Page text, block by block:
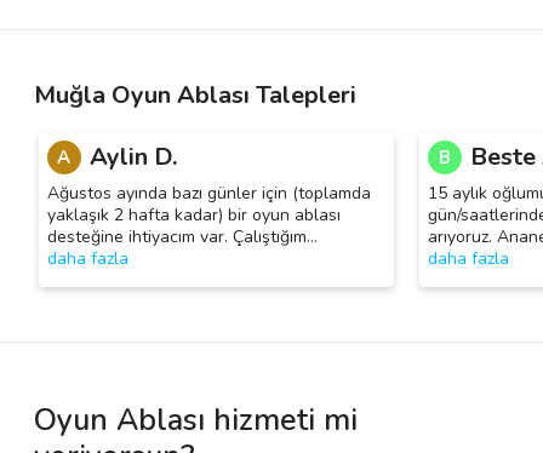
Muğla Oyun Ablası Talepleri
A Aylin D.
Ağustos ayında bazı günler için (toplamda
yaklaşık 2 hafta kadar) bir oyun ablası
desteğine ihtiyacım var. Çalıştığım…
daha fazla
B Beste
15 aylık
gün/
arıyoruz.
daha fazla
Oyun Ablası hizmeti mi